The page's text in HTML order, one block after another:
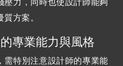
壓力，同時也使設計師能夠
方案。
專業能力與風格
需特別注意設計師的專業能